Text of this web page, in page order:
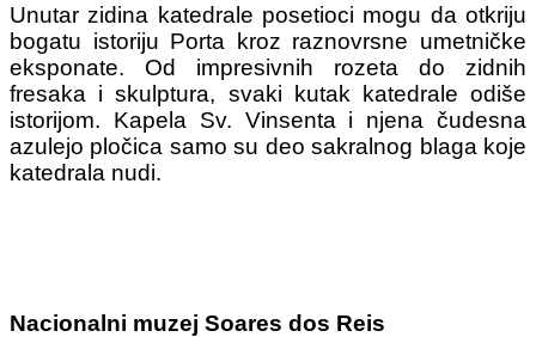
Unutar zidina katedrale posetioci mogu da otkriju
bogatu istoriju Porta kroz raznovrsne umetničke
eksponate. Od impresivnih rozeta do zidnih
fresaka i skulptura, svaki kutak katedrale odiše
istorijom. Kapela Sv. Vinsenta i njena čudesna
azulejo pločica samo su deo sakralnog blaga koje
katedrala nudi.
Nacionalni muzej Soares dos Reis